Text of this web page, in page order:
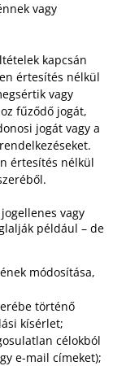
vagy
kapcsán
értesítés nélkül
vagy
fűződő jogát,
jogát vagy a
értesítés nélkül
vagy
például – de
módosítása,
történő
kísérlet;
célokból
e-mail címeket);